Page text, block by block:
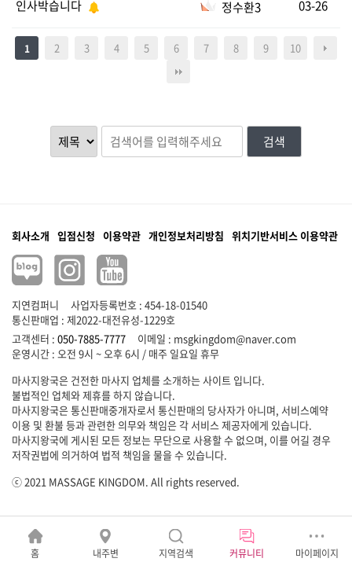
홈 내주변 지역검색 커뮤니티 마이페이지
인사박습니다 정수환3 03-26
1 2 3 4 5 6 7 8 9 10
검색
회사소개 입점신청 이용약관 개인정보처리방침 위치기반서비스 이용약관
지연컴퍼니
사업자등록번호 : 454-18-01540
통신판매업 : 제2022-대전유성-1229호
고객센터 : 050-7885-7777 이메일 : msgkingdom@naver.com
마사지왕국은 건전한 마사지 업체를 소개하는 사이트 입니다.
불법적인 업체와 제휴를 하지 않습니다.
마사지왕국은 통신판매중개자로서 통신판매의 당사자가 아니며, 서비스예약
이용 및 환불 등과 관련한 의무와 책임은 각 서비스 제공자에게 있습니다.
마사지왕국에 게시된 모든 정보는 무단으로 사용할 수 없으며, 이를 어길 경우
저작권법에 의거하여 법적 책임을 물을 수 있습니다.
ⓒ 2021 MASSAGE KINGDOM. All rights reserved.